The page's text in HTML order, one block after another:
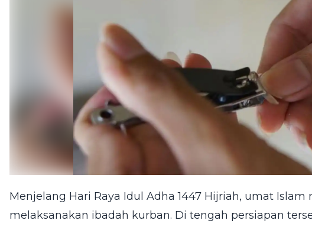
Menjelang Hari Raya Idul Adha 1447 Hijriah, umat Islam
melaksanakan ibadah kurban. Di tengah persiapan